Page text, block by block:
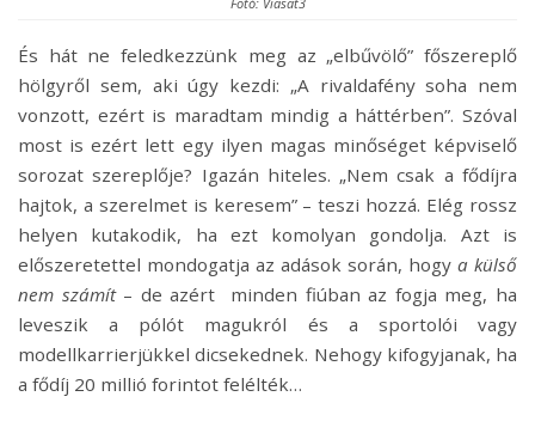
És hát ne feledkezzünk meg az „elbűvölő” főszereplő
hölgyről sem, aki úgy kezdi: „A rivaldafény soha nem
vonzott, ezért is maradtam mindig a háttérben”. Szóval
most is ezért lett egy ilyen magas minőséget képviselő
sorozat szereplője? Igazán hiteles. „Nem csak a fődíjra
hajtok, a szerelmet is keresem” – teszi hozzá. Elég rossz
helyen kutakodik, ha ezt komolyan gondolja. Azt is
előszeretettel mondogatja az adások során, hogy a külső
nem számít– de azért minden fiúban az fogja meg, ha
leveszik a pólót magukról és a sportolói vagy
modellkarrierjükkel dicsekednek. Nehogy kifogyjanak, ha
a fődíj 20 millió forintot felélték…